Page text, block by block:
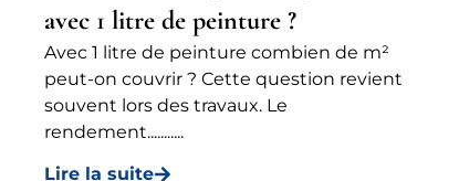
avec 1 litre de peinture ?
Avec 1 litre de peinture combien de m²
peut-on couvrir ? Cette question revient
souvent lors des travaux. Le
rendement...........
Lire la suite